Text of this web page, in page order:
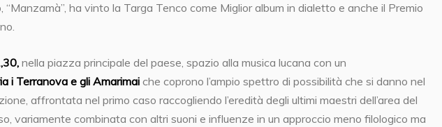
“Manzamà”, ha vinto la Targa Tenco come Miglior album in dialetto e anche il Premio
nella piazza principale del paese, spazio alla musica lucana con un
i Terranova e gli Amarimai che coprono l’ampio spettro di possibilità che si danno nel
affrontata nel primo caso raccogliendo l’eredità degli ultimi maestri dell’area del
variamente combinata con altri suoni e influenze in un approccio meno filologico ma